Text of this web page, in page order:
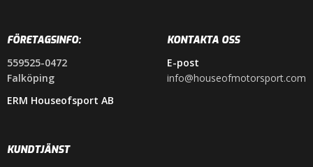
FÖRETAGSINFO:
559525-0472
Falköping
ERM Houseofsport AB
KONTAKTA OSS
E-post
info@houseofmotorsport.com
KUNDTJÄNST